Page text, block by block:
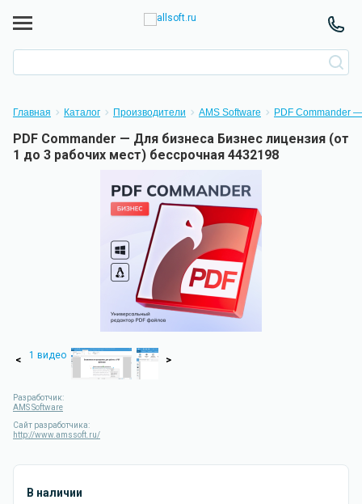
Главная Каталог Производители AMS Software PDF Commander
PDF Commander — Для бизнеса Бизнес лицензия (от
1 до 3 рабочих мест) бессрочная 4432198
< 1 видео >
Разработчик:
AMS Software
Сайт разработчика:
http://www.amssoft.ru/
В наличии